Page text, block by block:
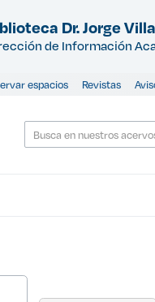
Dr. Jorge
de Información
espacios Revistas
-